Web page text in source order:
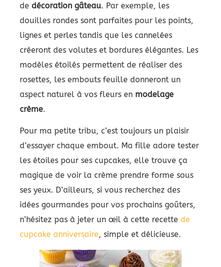
de décoration gâteau. Par exemple, les
douilles rondes sont parfaites pour les points,
lignes et perles tandis que les cannelées
créeront des volutes et bordures élégantes. Les
modèles étoilés permettent de réaliser des
rosettes, les embouts feuille donneront un
aspect naturel à vos fleurs en modelage
crème.
Pour ma petite tribu, c’est toujours un plaisir
d’essayer chaque embout. Ma fille adore tester
les étoiles pour ses cupcakes, elle trouve ça
magique de voir la crème prendre forme sous
ses yeux. D’ailleurs, si vous recherchez des
idées gourmandes pour vos prochains goûters,
n’hésitez pas à jeter un œil à cette recette de
cupcake anniversaire, simple et délicieuse.